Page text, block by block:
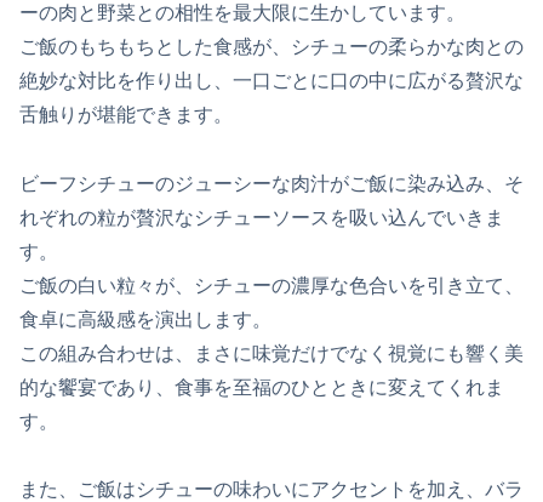
ーの肉と野菜との相性を最大限に生かしています。
ご飯のもちもちとした食感が、シチューの柔らかな肉との
絶妙な対比を作り出し、一口ごとに口の中に広がる贅沢な
舌触りが堪能できます。
ビーフシチューのジューシーな肉汁がご飯に染み込み、そ
れぞれの粒が贅沢なシチューソースを吸い込んでいきま
す。
ご飯の白い粒々が、シチューの濃厚な色合いを引き立て、
食卓に高級感を演出します。
この組み合わせは、まさに味覚だけでなく視覚にも響く美
的な饗宴であり、食事を至福のひとときに変えてくれま
す。
また、ご飯はシチューの味わいにアクセントを加え、バラ